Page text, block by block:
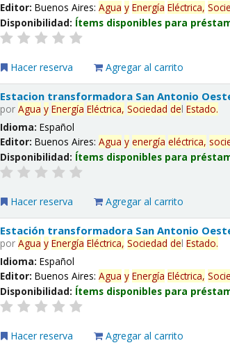
Editor:Buenos Aires:Agua y Energía Eléctrica,
Disponibilidad: Ítems disponibles para
Hacer reserva Agregar al carrito
Estacion transformadora San Antonio
porAgua y Energía Eléctrica, Sociedad delEstado.
Idioma:Español
Editor:Buenos Aires:Agua y energía eléctrica,
Disponibilidad: Ítems disponibles para
Hacer reserva Agregar al carrito
Estación transformadora San Antonio
porAgua y Energía Eléctrica, Sociedad delEstado.
Idioma:Español
Editor:Buenos Aires:Agua y Energía Eléctrica,
Disponibilidad: Ítems disponibles para
Hacer reserva Agregar al carrito